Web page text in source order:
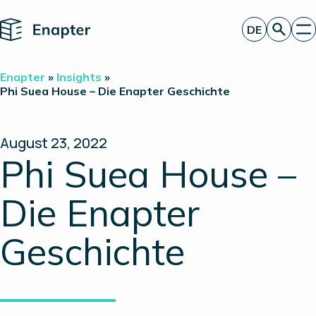
Home
Technologie
Partner
Über uns
Insights
Investor Relations
DE
Enapter » Insights »
Phi Suea House – Die Enapter Geschichte
August 23, 2022
Phi Suea House –
Die Enapter
Geschichte